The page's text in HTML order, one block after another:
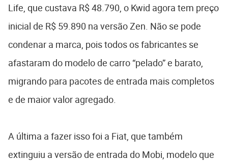
Life, que custava R$ 48.790, o Kwid agora tem preço
inicial de R$ 59.890 na versão Zen. Não se pode
condenar a marca, pois todos os fabricantes se
afastaram do modelo de carro “pelado” e barato,
migrando para pacotes de entrada mais completos
e de maior valor agregado.
A última a fazer isso foi a Fiat, que também
extinguiu a versão de entrada do Mobi, modelo que